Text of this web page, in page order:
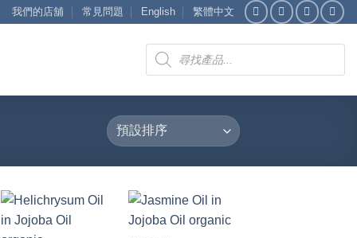
我們的店舖 常見問題 English 繁體中文
Products
search